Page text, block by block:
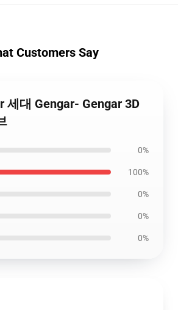
Customers Say
세대 Gengar- Gengar 3D
0%
100%
0%
0%
0%